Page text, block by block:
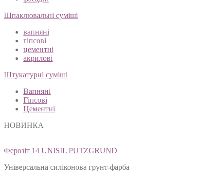
Шпаклювальні суміші
вапняні
гіпсові
цементні
акрилові
Штукатурні суміші
Вапняні
Гіпсові
Цементні
НОВИНКА
Ферозіт 14 UNISIL PUTZGRUND
Універсальна силіконова грунт-фарба